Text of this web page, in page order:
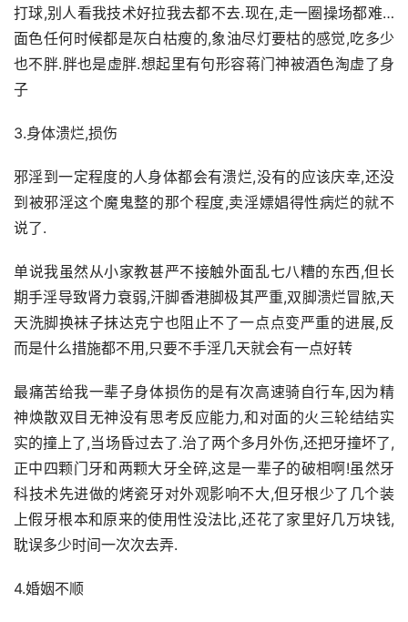
打球,别人看我技术好拉我去都不去.现在,走一圈操场都难…
面色任何时候都是灰白枯瘦的,象油尽灯要枯的感觉,吃多少
也不胖.胖也是虚胖.想起里有句形容蒋门神被酒色淘虚了身
子
3.身体溃烂,损伤
邪淫到一定程度的人身体都会有溃烂,没有的应该庆幸,还没
到被邪淫这个魔鬼整的那个程度,卖淫嫖娼得性病烂的就不
说了.
单说我虽然从小家教甚严不接触外面乱七八糟的东西,但长
期手淫导致肾力衰弱,汗脚香港脚极其严重,双脚溃烂冒脓,天
天洗脚换袜子抹达克宁也阻止不了一点点变严重的进展,反
而是什么措施都不用,只要不手淫几天就会有一点好转
最痛苦给我一辈子身体损伤的是有次高速骑自行车,因为精
神焕散双目无神没有思考反应能力,和对面的火三轮结结实
实的撞上了,当场昏过去了.治了两个多月外伤,还把牙撞坏了,
正中四颗门牙和两颗大牙全碎,这是一辈子的破相啊!虽然牙
科技术先进做的烤瓷牙对外观影响不大,但牙根少了几个装
上假牙根本和原来的使用性没法比,还花了家里好几万块钱,
耽误多少时间一次次去弄.
4.婚姻不顺